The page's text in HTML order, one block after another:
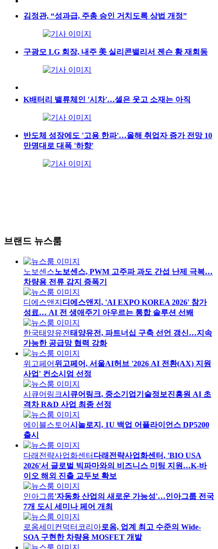
김정관, “성과급, 주총 승인 거치도록 상법 개정”
구광모 LG 회장, 내주 美 실리콘밸리서 젠슨 황 재회동
K배터리 밸류체인 '시차'…셀은 웃고 소재는 아직
반도체 성장에도 '고용 한파'…올해 취업자 증가 전망 10
만명대로 대폭 '하향'
브랜드 뉴스룸
노보센스노보센스, PWM 고주파 과도 간섭 난제 극복…
차량용 전류 감지 증폭기
디에스앤지 디에스앤지, 'AI EXPO KOREA 2026' 참가
성료… AI 전 생애주기 아우르는 통합 솔루션 선봬
한국태양유전태양유전, 파트너십 구축 선언 갱신…지속
가능한 공급망 협력 강화
위고페어 위고페어, 서울AI허브 '2026 AI 전환(AX) 지원
사업' 컨소시엄 선정
시큐어링크시큐어링크, 중소기업기술정보진흥원 AI 초
격차 R&D 사업 최종 선정
에이블스토어시놀로지, 1U 백업 어플라이언스 DP5200
출시
다래전략사업화센터 다래전략사업화센터, 'BIO USA
2026'서 글로벌 빅파마와의 비즈니스 미팅 지원…K-바
이오 해외 진출 교두보 확보
인아그룹'자동화 산업의 새로운 가능성'…인아그룹 전국
7개 도시 세미나 페어 개최
로옴세미컨덕터코리아로옴, 업계 최고 수준의 Wide-
SOA 구현한 차량용 MOSFET 개발